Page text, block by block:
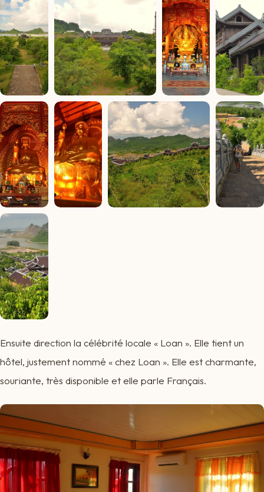
Ensuite direction la célébrité locale « Loan ». Elle tient un
hôtel, justement nommé « chez Loan ». Elle est charmante,
souriante, très disponible et elle parle Français.